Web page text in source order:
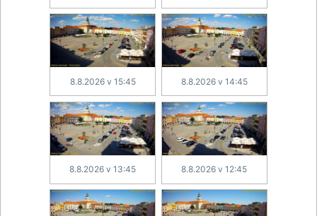
8.8.2026 v 15:45 8.8.2026 v 14:45
8.8.2026 v 13:45 8.8.2026 v 12:45